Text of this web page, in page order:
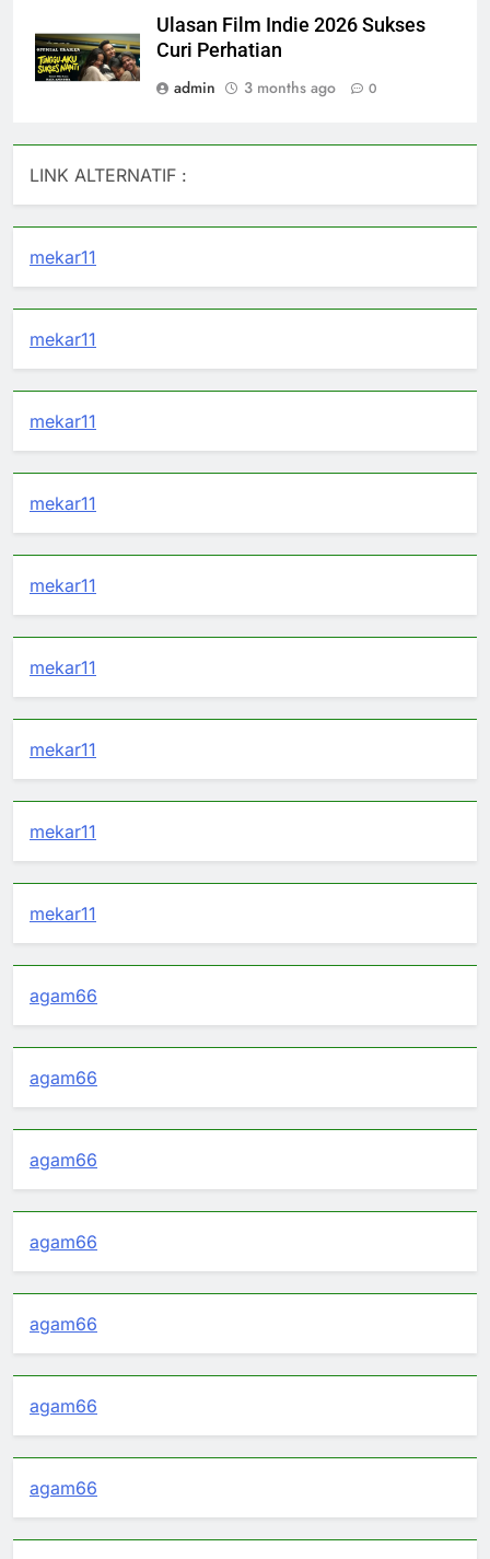
Ulasan Film Indie 2026 Sukses
Curi Perhatian
admin
3 months ago 0
LINK ALTERNATIF :
mekar11
mekar11
mekar11
mekar11
mekar11
mekar11
mekar11
mekar11
mekar11
agam66
agam66
agam66
agam66
agam66
agam66
agam66